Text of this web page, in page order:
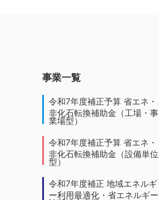
事業一覧
令和7年度補正予算 省エネ・
非化石転換補助金（工場・事
業場型）
令和7年度補正予算 省エネ・
非化石転換補助金（設備単位
型）
令和7年度補正 地域エネルギ
ー利用最適化・省エネルギー